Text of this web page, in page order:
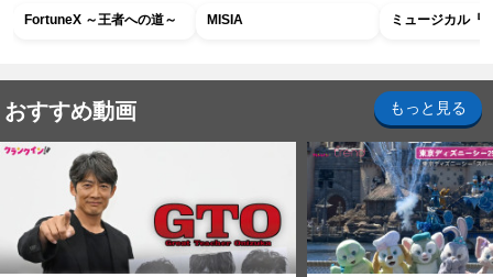
FortuneX ～王者への道～ MISIA ミュージカル『
おすすめ動画 もっと見る